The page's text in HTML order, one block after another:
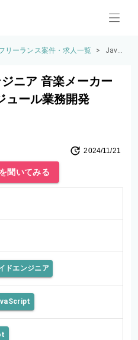
リーランス案件・求人一覧 >
Java/
エン
けコ
ジュ
開発
ニア 音楽メーカー
ュール業務開発
2024/11/21
聞いてみる
ドエンジニア